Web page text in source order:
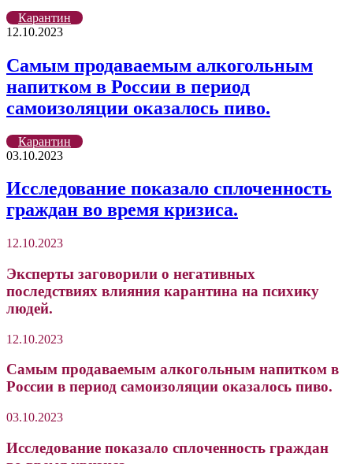
Карантин
12.10.2023
Самым продаваемым алкогольным
напитком в России в период
самоизоляции оказалось пиво.
Карантин
03.10.2023
Исследование показало сплоченность
граждан во время кризиса.
12.10.2023
Эксперты заговорили о негативных
последствиях влияния карантина на психику
людей.
12.10.2023
Самым продаваемым алкогольным напитком в
России в период самоизоляции оказалось пиво.
03.10.2023
Исследование показало сплоченность граждан